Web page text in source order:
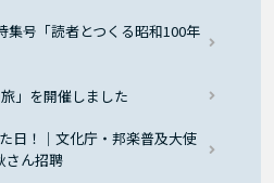
集号「読者とつくる昭和100年
」を開催しました
日！｜文化庁・邦楽普及大使
さん招聘